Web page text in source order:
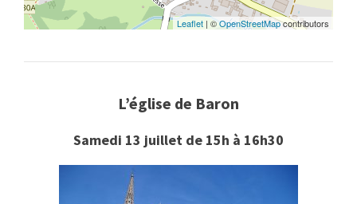
Leaflet | ©OpenStreetMapcontributors
L’église de Baron
Samedi 13 juillet de 15h à 16h30